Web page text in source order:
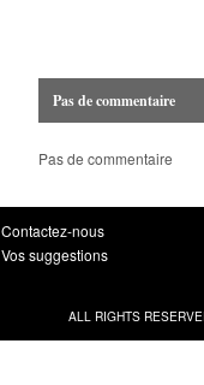
Pas de commentaire
Pas de commentaire
Contactez-nous
Vos suggestions
ALL RIGHTS